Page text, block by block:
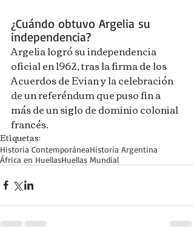
¿Cuándo obtuvo Argelia su
independencia?
Argelia logró su independencia
oficial en 1962, tras la firma de los
Acuerdos de Evian y la celebración
de un referéndum que puso fin a
más de un siglo de dominio colonial
francés.
Etiquetas:
Historia ContemporáneaHistoria Argentina
África en HuellasHuellas Mundial